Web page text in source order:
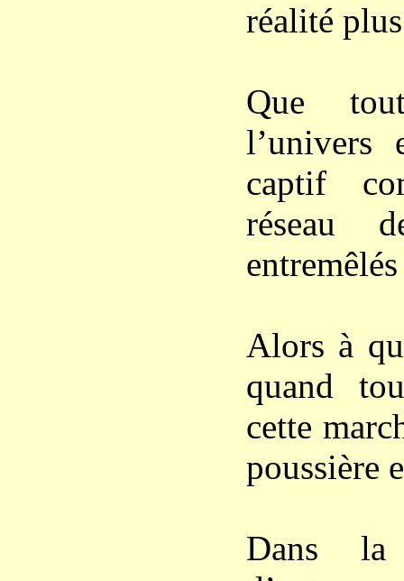
réalité
Que
captif
réseau
Alors à
quand
cette
poussière
Dans la